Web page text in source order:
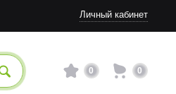
Личный кабинет
0 0